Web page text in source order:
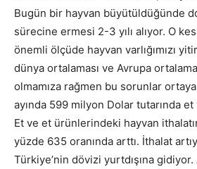
Bugün bir hayvan büyütüldüğünde
sürecine ermesi 2-3 yılı alıyor. O
önemli ölçüde hayvan varlığımızı
dünya ortalaması ve Avrupa
olmamıza rağmen bu sorunlar ortaya
ayında 599 milyon Dolar tutarında
Et ve et ürünlerindeki hayvan
yüzde 635 oranında arttı. İthalat
Türkiye’nin dövizi yurtdışına gidiyor.